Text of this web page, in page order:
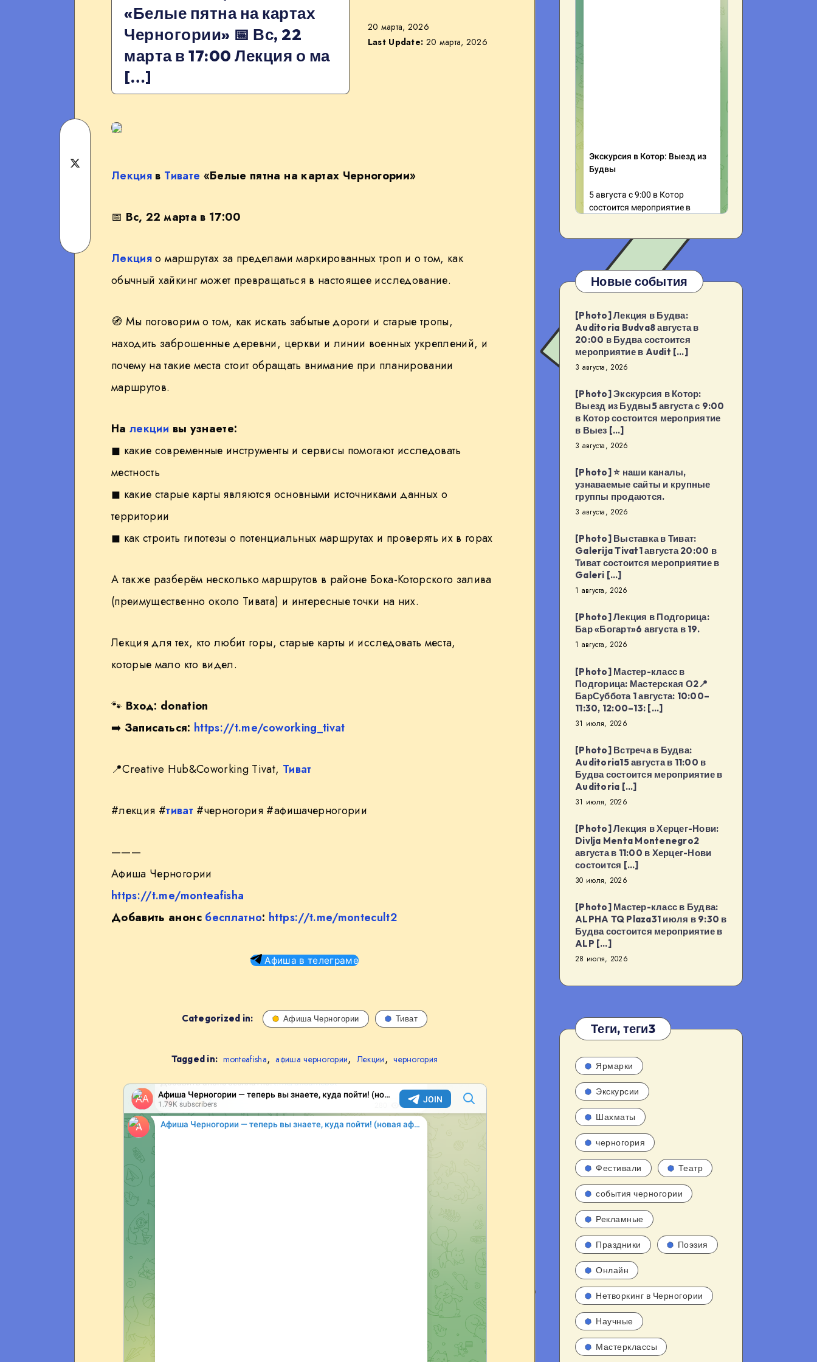
«Белые пятна на картах
Черногории» 📅 Вс, 22
марта в 17:00 Лекция о ма
[…]
20 марта, 2026
Last Update: 20 марта, 2026
Share
on
Telegram
on
WhatsApp
Лекция в Тивате «Белые пятна на картах Черногории»
📅 Вс, 22 марта в 17:00
Лекцияо маршрутах за пределами маркированных троп и о том, как
обычный хайкинг может превращаться в настоящее исследование.
🧭 Мы поговорим о том, как искать забытые дороги и старые тропы,
находить заброшенные деревни, церкви и линии военных укреплений, и
почему на такие места стоит обращать внимание при планировании
маршрутов.
Налекции вы узнаете:
◼︎ какие современные инструменты и сервисы помогают исследовать
местность
◼︎ какие старые карты являются основными источниками данных о
территории
◼︎ как строить гипотезы о потенциальных маршрутах и проверять их в горах
А также разберём несколько маршрутов в районе Бока-Которского залива
(преимущественно около Тивата) и интересные точки на них.
Лекция для тех, кто любит горы, старые карты и исследовать места,
которые мало кто видел.
🐾 Вход: donation
➡️ Записаться: https://t.me/coworking_tivat
📍Creative Hub&Coworking Tivat, Тиват
#лекция #тиват #черногория #афишачерногории
———
Афиша Черногории
https://t.me/monteafisha
Добавить анонс бесплатно: https://t.me/montecult2
Афиша в телеграме
Categorized in: Афиша Черногории Тиват
Tagged in: monteafisha, афиша черногории, Лекции, черногория
Новые события
[Photo] Лекция в Будва:
Auditoria Budva8 августа в
20:00 в Будва состоится
мероприятие в Audit […]
3 августа, 2026
[Photo] Экскурсия в Котор:
Выезд из Будвы5 августа с 9:00
в Котор состоится мероприятие
в Выез […]
3 августа, 2026
[Photo] ⭐️ наши каналы,
узнаваемые сайты и крупные
группы продаются.
3 августа, 2026
[Photo] Выставка в Тиват:
Galerija Tivat1 августа 20:00 в
Тиват состоится мероприятие в
Galeri […]
1 августа, 2026
[Photo] Лекция в Подгорица:
Бар «Богарт»6 августа в 19.
1 августа, 2026
[Photo] Мастер-класс в
Подгорица: Мастерская О2📍
БарСуббота 1 августа: 10:00–
11:30, 12:00–13: […]
31 июля, 2026
[Photo] Встреча в Будва:
Auditoria15 августа в 11:00 в
Будва состоится мероприятие в
Auditoria […]
31 июля, 2026
[Photo] Лекция в Херцег-Нови:
Divlja Menta Montenegro2
августа в 11:00 в Херцег-Нови
состоится […]
30 июля, 2026
[Photo] Мастер-класс в Будва:
ALPHA TQ Plaza31 июля в 9:30 в
Будва состоится мероприятие в
ALP […]
28 июля, 2026
Теги, теги3
Ярмарки
Экскурсии
Шахматы
черногория
Фестивали Театр
события черногории
Рекламные
Праздники Поэзия
Онлайн
Нетворкинг в Черногории
Научные
Мастерклассы